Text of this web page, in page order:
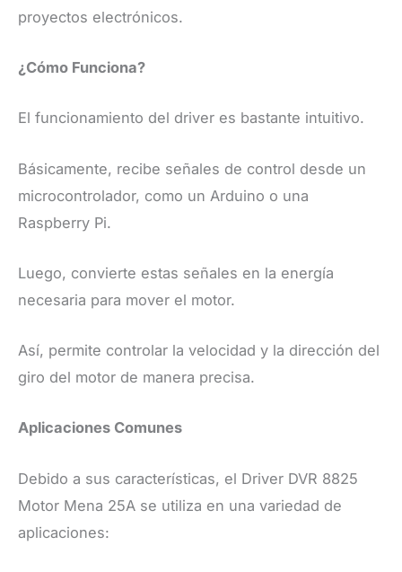
proyectos electrónicos.
¿Cómo Funciona?
El funcionamiento del driver es bastante intuitivo.
Básicamente, recibe señales de control desde un
microcontrolador, como un Arduino o una
Raspberry Pi.
Luego, convierte estas señales en la energía
necesaria para mover el motor.
Así, permite controlar la velocidad y la dirección del
giro del motor de manera precisa.
Aplicaciones Comunes
Debido a sus características, el Driver DVR 8825
Motor Mena 25A se utiliza en una variedad de
aplicaciones: